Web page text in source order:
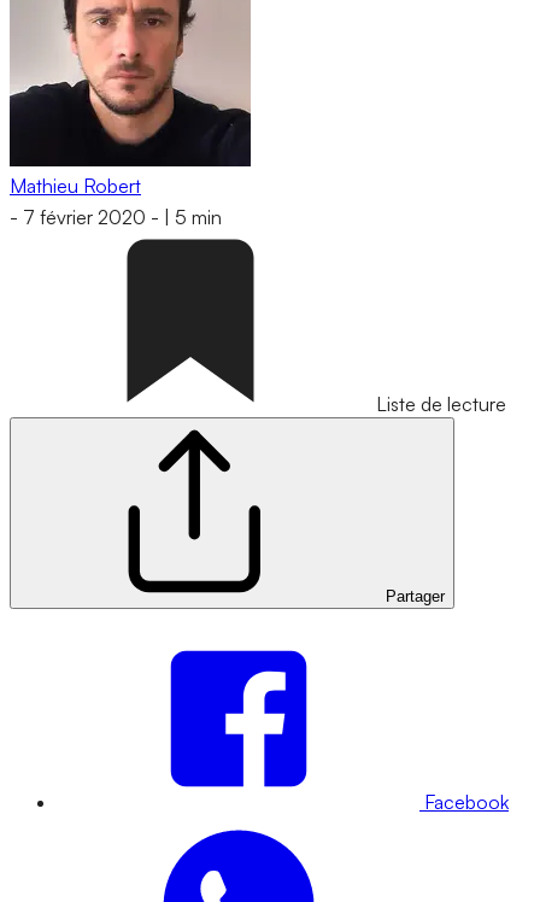
Mathieu Robert
- 7 février 2020 - 5 min
Liste de lecture
Partager
Facebook